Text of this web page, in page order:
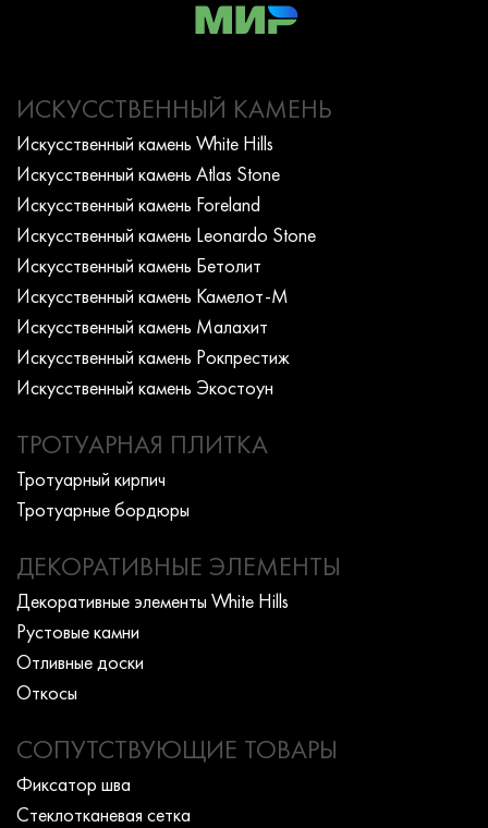
ИСКУССТВЕННЫЙ КАМЕНЬ
Искусcтвенный камень White Hills
Искусcтвенный камень Atlas Stone
Искусcтвенный камень Foreland
Искусcтвенный камень Leonardo Stone
Искусcтвенный камень Бетолит
Искусcтвенный камень Камелот-М
Искусcтвенный камень Малахит
Искусcтвенный камень Рокпрестиж
Искусcтвенный камень Экостоун
ТРОТУАРНАЯ ПЛИТКА
Тротуарный кирпич
Тротуарные бордюры
ДЕКОРАТИВНЫЕ ЭЛЕМЕНТЫ
Декоративные элементы White Hills
Рустовые камни
Отливные доски
Откосы
СОПУТСТВУЮЩИЕ ТОВАРЫ
Фиксатор шва
Стеклотканевая сетка